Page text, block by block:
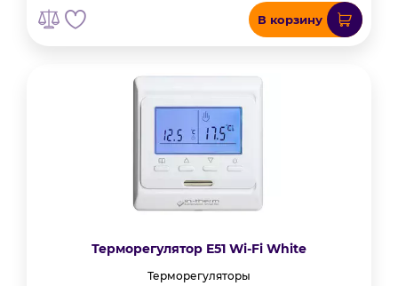
В корзину
Терморегулятор E51 Wi-Fi White
Терморегуляторы